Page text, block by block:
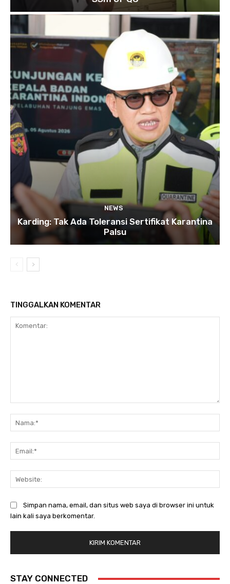
NEWS
Karding: Tak Ada Toleransi Sertifikat Karantina
Palsu
TINGGALKAN KOMENTAR
Simpan nama, email, dan situs web saya di browser ini untuk
lain kali saya berkomentar.
STAY CONNECTED